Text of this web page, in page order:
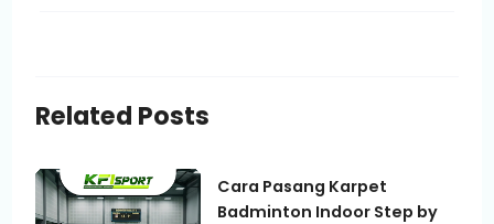
Related Posts
Cara Pasang Karpet
Badminton Indoor Step by